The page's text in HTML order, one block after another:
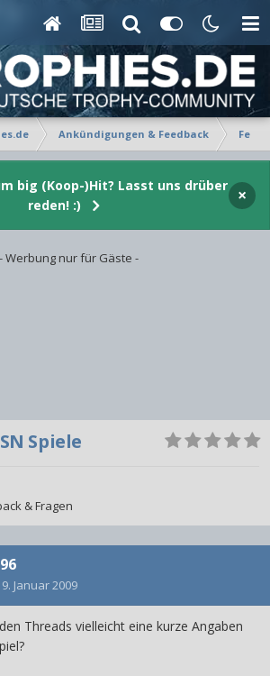
Ankündigungen & Feedback
big (Koop-)Hit? Lasst uns drüber
reden! :)
×
- Werbung nur für Gäste -
Spiele
& Fragen
9. Januar 2009
Threads vielleicht eine kurze Angaben